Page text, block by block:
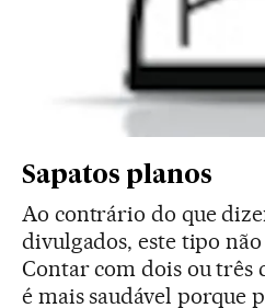
Sapatos planos
Ao contrário do que
divulgados, este tipo
Contar com dois ou três
é mais saudável